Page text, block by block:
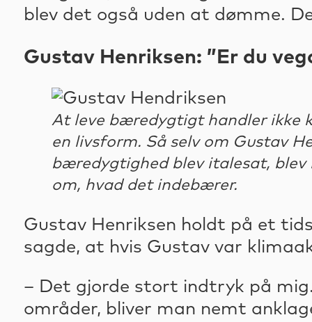
blev det også uden at dømme.
Gustav Henriksen: ”Er du
At leve bæredygtigt handler ikke
en livsform. Så selv om Gustav
bæredygtighed blev italesat, blev
om, hvad det indebærer.
Gustav Henriksen holdt på et
sagde, at hvis Gustav var
– Det gjorde stort indtryk på
områder, bliver man nemt